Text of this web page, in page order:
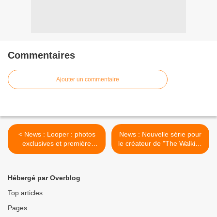
Commentaires
Ajouter un commentaire
< News : Looper : photos
exclusives et première
vidéo !
News : Nouvelle série pour
le créateur de "The Walking
Dead" ! >
Hébergé par Overblog
Top articles
Pages